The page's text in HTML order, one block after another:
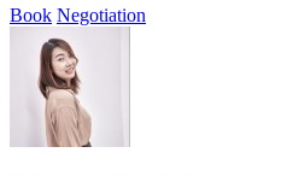
Book Negotiation